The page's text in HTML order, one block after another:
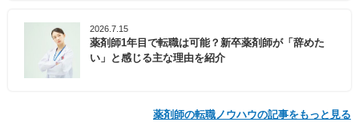
2026.7.15
薬剤師1年目で転職は可能？新卒薬剤師が「辞めた
い」と感じる主な理由を紹介
薬剤師の転職ノウハウの記事をもっと見る